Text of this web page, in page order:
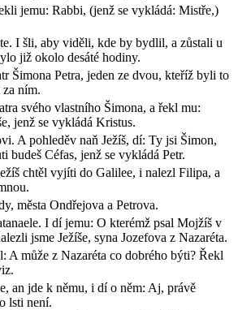
jemu: Rabbi, (jenž se vykládá: Mistře,)
I šli, aby viděli, kde by bydlil, a zůstali u
již okolo desáté hodiny.
Šimona Petra, jeden ze dvou, kteříž byli to
za ním.
svého vlastního Šimona, a řekl mu:
jenž se vykládá Kristus.
A pohleděv naň Ježíš, dí: Ty jsi Šimon,
budeš Céfas, jenž se vykládá Petr.
chtěl vyjíti do Galilee, i nalezl Filipa, a
města Ondřejova a Petrova.
I dí jemu: O kterémž psal Mojžíš v
jsme Ježíše, syna Jozefova z Nazaréta.
A může z Nazaréta co dobrého býti? Řekl
an jde k němu, i dí o něm: Aj, právě
lsti není.